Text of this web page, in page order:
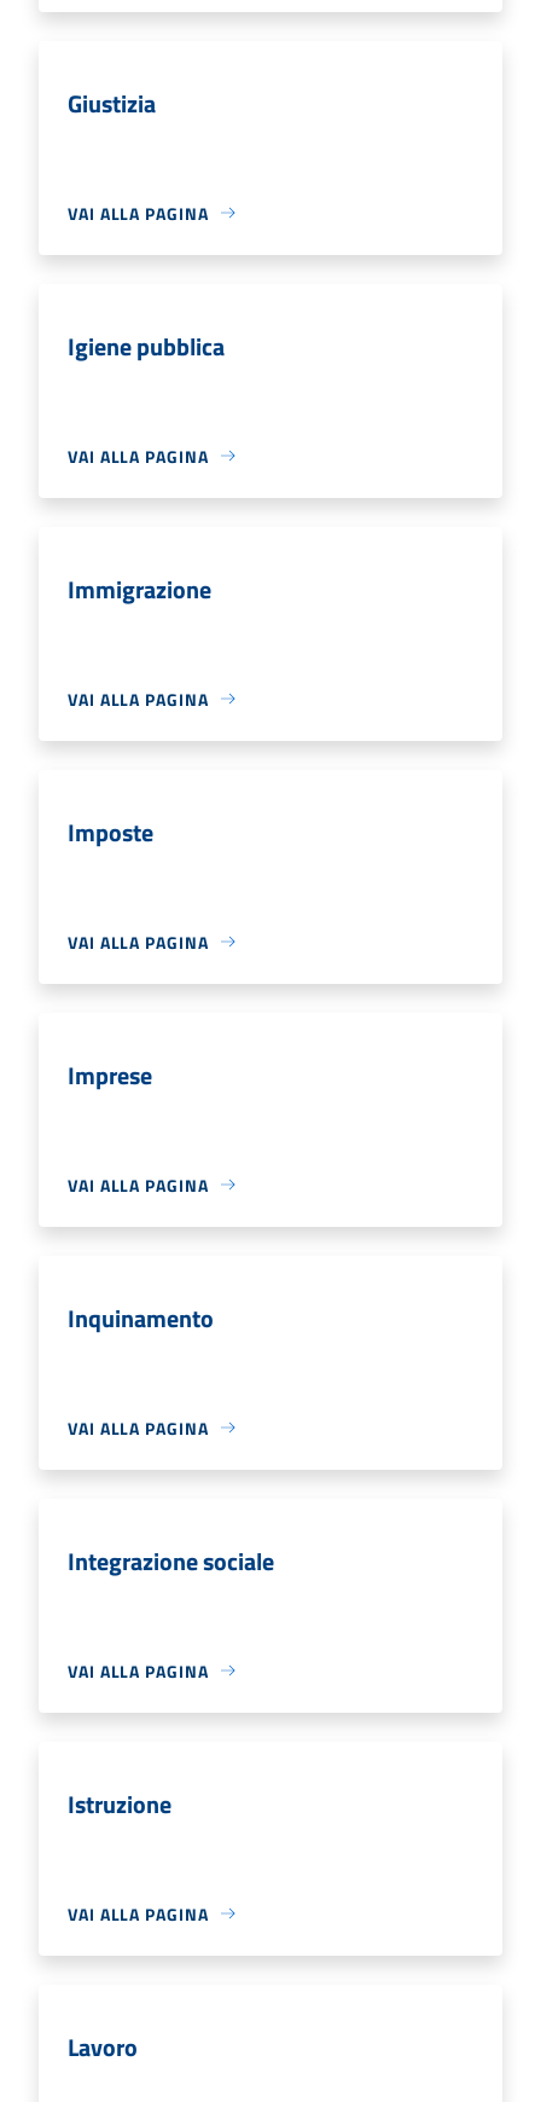
Giustizia
VAI ALLA PAGINA
Igiene pubblica
VAI ALLA PAGINA
Immigrazione
VAI ALLA PAGINA
Imposte
VAI ALLA PAGINA
Imprese
VAI ALLA PAGINA
Inquinamento
VAI ALLA PAGINA
Integrazione sociale
VAI ALLA PAGINA
Istruzione
VAI ALLA PAGINA
Lavoro